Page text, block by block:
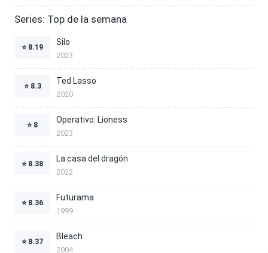
Series: Top de la semana
⭐ 8.19
Silo
2023
⭐ 8.3
Ted Lasso
2020
⭐ 8
Operativo: Lioness
2023
⭐ 8.38
La casa del dragón
2022
⭐ 8.36
Futurama
1999
⭐ 8.37
Bleach
2004